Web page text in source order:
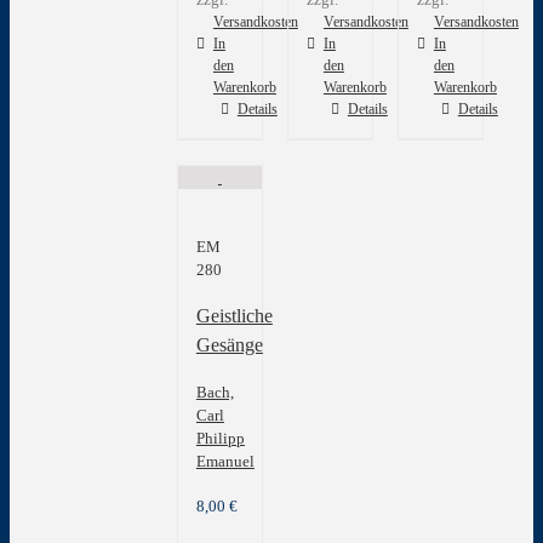
Versandkosten
In
den
Warenkorb
Details
Versandkosten
In
den
Warenkorb
Details
Versandkosten
In
den
Warenkorb
Details
EM
280
Geistliche
Gesänge
Bach,
Carl
Philipp
Emanuel
8,00 €